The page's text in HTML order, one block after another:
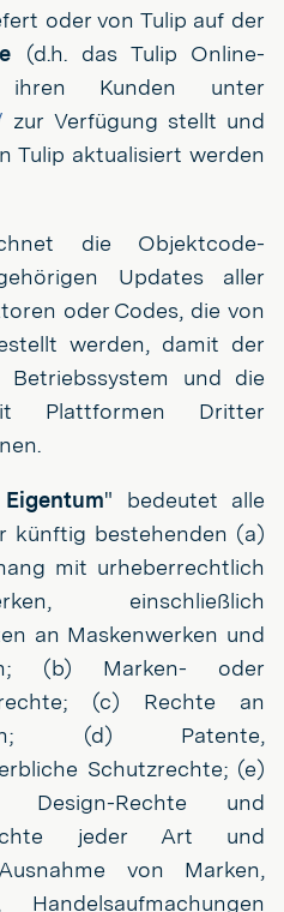
oder von Tulip auf der
(d.h. das Tulip Online-
Kunden unter
zur Verfügung stellt und
Tulip aktualisiert werden
die Objektcode-
Updates aller
oder Codes, die von
werden, damit der
Betriebssystem und die
Plattformen Dritter
" bedeutet alle
künftig bestehenden (a)
mit urheberrechtlich
einschließlich
an Maskenwerken und
(b) Marken- oder
(c) Rechte an
(d) Patente,
Schutzrechte; (e)
Design-Rechte und
jeder Art und
von Marken,
Handelsaufmachungen